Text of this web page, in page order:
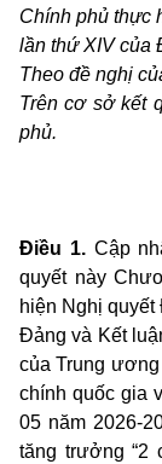
Chính phủ thực
lần thứ XIV của
Theo đề nghị
Trên cơ sở kết
phủ.
Điều 1.Cập
quyết này
hiện Nghị
Đảng và Kết
của Trung
chính quốc gia
05 năm 2026-
tăng trưởng “2